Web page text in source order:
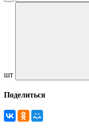
шт
Поделиться